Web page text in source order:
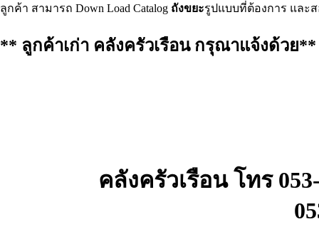
ลูกค้า สามารถ Down Load Catalog ถังขยะรูปแบบที่ต้องการ และ
** ลูกค้าเก่า คลังครัวเรือน กรุณาแจ้งด้วย**
คลังครัวเรือน โทร